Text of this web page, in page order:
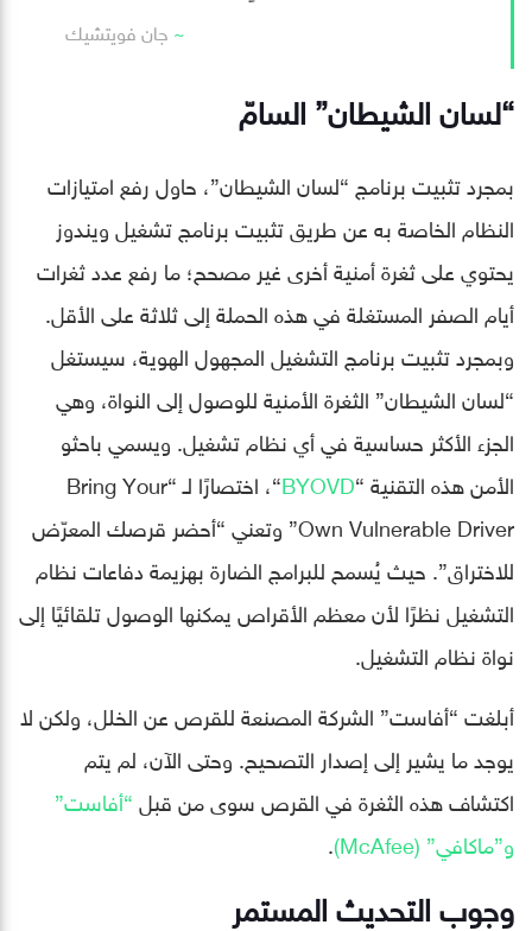
جان فويتشيك
“لسان الشيطان” السامّ
بمجرد تثبيت برنامج “لسان الشيطان”، حاول رفع امتيازات
النظام الخاصة به عن طريق تثبيت برنامج تشغيل ويندوز
يحتوي على ثغرة أمنية أخرى غير مصحح؛ ما رفع عدد ثغرات
أيام الصفر المستغلة في هذه الحملة إلى ثلاثة على الأقل.
وبمجرد تثبيت برنامج التشغيل المجهول الهوية، سيستغل
“لسان الشيطان” الثغرة الأمنية للوصول إلى النواة، وهي
الجزء الأكثر حساسية في أي نظام تشغيل. ويسمي باحثو
الأمن هذه التقنية “BYOVD
“، اختصارًا لـ “Bring Your
Own Vulnerable Driver” وتعني “أحضر قرصك المعرّض
للاختراق”. حيث يُسمح للبرامج الضارة بهزيمة دفاعات نظام
التشغيل نظرًا لأن معظم الأقراص يمكنها الوصول تلقائيًا إلى
نواة نظام التشغيل.
أبلغت “أفاست” الشركة المصنعة للقرص عن الخلل، ولكن لا
يوجد ما يشير إلى إصدار التصحيح. وحتى الآن، لم يتم
اكتشاف هذه الثغرة في القرص سوى من قبل“أفاست”
و”ماكافي” (McAfee)
.
وجوب التحديث المستمر